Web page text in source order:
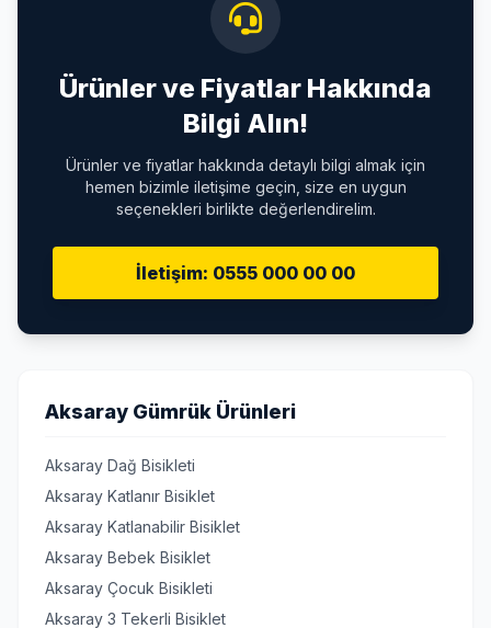
Ürünler ve Fiyatlar Hakkında
Bilgi Alın!
Ürünler ve fiyatlar hakkında detaylı bilgi almak için
hemen bizimle iletişime geçin, size en uygun
seçenekleri birlikte değerlendirelim.
İletişim: 0555 000 00 00
Aksaray Gümrük Ürünleri
Aksaray Dağ Bisikleti
Aksaray Katlanır Bisiklet
Aksaray Katlanabilir Bisiklet
Aksaray Bebek Bisiklet
Aksaray Çocuk Bisikleti
Aksaray 3 Tekerli Bisiklet